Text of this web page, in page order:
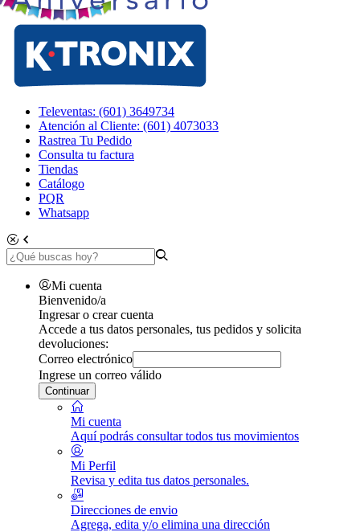
Televentas: (601) 3649734
Atención al Cliente: (601) 4073033
Rastrea Tu Pedido
Consulta tu factura
Tiendas
Catálogo
PQR
Whatsapp
Mi cuenta
Bienvenido/a
Ingresar o crear cuenta
Accede a tus datos personales, tus pedidos y solicita
devoluciones:
Correo electrónico
Ingrese un correo válido
Continuar
Mi cuenta
Aquí podrás consultar todos tus movimientos
Mi Perfil
Revisa y edita tus datos personales.
Direcciones de envio
Agrega, edita y/o elimina una dirección